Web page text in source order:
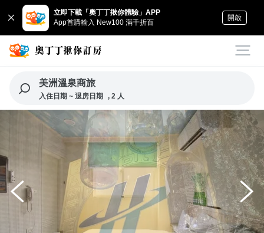
立即下載「奧丁丁揪你體驗」APP
App首購輸入 New100 滿千折百
開啟
美洲溫泉商旅
入住日期 ~ 退房日期 , 2 人